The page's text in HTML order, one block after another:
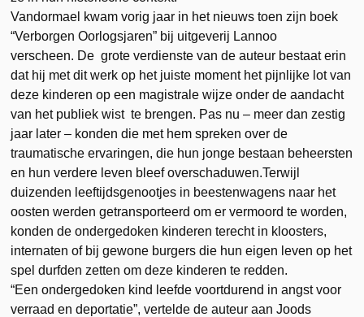
Vandormael kwam vorig jaar in het nieuws toen zijn boek
“Verborgen Oorlogsjaren” bij uitgeverij Lannoo
verscheen. De grote verdienste van de auteur bestaat erin
dat hij met dit werk op het juiste moment het pijnlijke lot van
deze kinderen op een magistrale wijze onder de aandacht
van het publiek wist te brengen. Pas nu – meer dan zestig
jaar later – konden die met hem spreken over de
traumatische ervaringen, die hun jonge bestaan beheersten
en hun verdere leven bleef overschaduwen.Terwijl
duizenden leeftijdsgenootjes in beestenwagens naar het
oosten werden getransporteerd om er vermoord te worden,
konden de ondergedoken kinderen terecht in kloosters,
internaten of bij gewone burgers die hun eigen leven op het
spel durfden zetten om deze kinderen te redden.
“Een ondergedoken kind leefde voortdurend in angst voor
verraad en deportatie”, vertelde de auteur aan Joods